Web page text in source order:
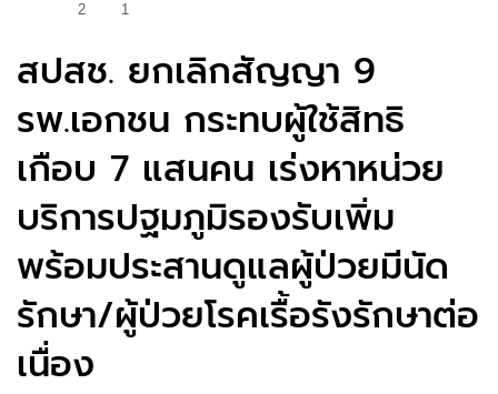
2 1
สปสช. ยกเลิกสัญญา 9
รพ.เอกชน กระทบผู้ใช้สิทธิ
เกือบ 7 แสนคน เร่งหาหน่วย
บริการปฐมภูมิรองรับเพิ่ม
พร้อมประสานดูแลผู้ป่วยมีนัด
รักษา/ผู้ป่วยโรคเรื้อรังรักษาต่อ
เนื่อง